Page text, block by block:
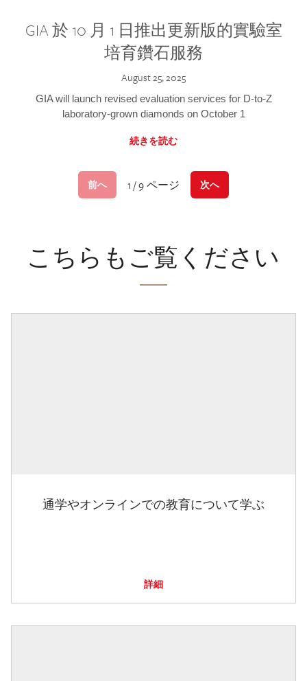
GIA 於 10 月 1 日推出更新版的實驗室
培育鑽石服務
August 25, 2025
GIA will launch revised evaluation services for D-to-Z
laboratory-grown diamonds on October 1
続きを読む
前へ 1 / 9 ページ 次へ
こちらもご覧ください
通学やオンラインでの教育について学ぶ
詳細